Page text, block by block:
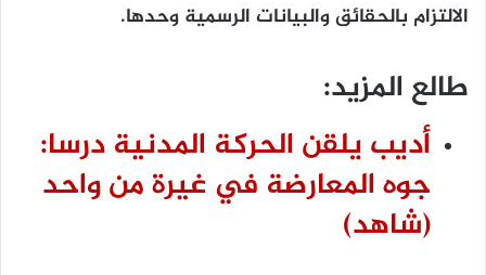
الالتزام بالحقائق والبيانات الرسمية وحدها.
طالع المزيد:
أديب يلقن الحركة المدنية درسا:
جوه المعارضة في غيرة من واحد
(شاهد)